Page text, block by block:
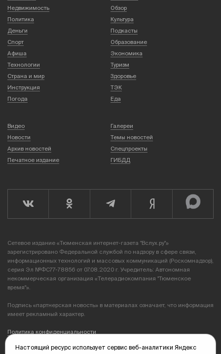
Недвижимость
Обзор
Политика
Культура
Деньги
Подкасты
Спорт
Образование
Афиша
Экономика
Технологии
Туризм
Страна и мир
Здоровье
Инструкция
ТЭК
Погода
Еда
Видео
Галереи
Новости
Темы новостей
Архив новостей
Спецпроекты
Печатное издание
ГИБДД
Сетевое издание «Тюменская интернет-газета "Вслух.ру"»
зарегистрировано Федеральной службой по надзору в сфере связи,
информационных технологий и массовых коммуникаций (Роскомнадзор),
серия Эл №ФС77-78856 от 07.08.2020 г. Учредитель: Автономная
некоммерческая организация «Телерадиокомпания "Тюменское
время"».
Подпись «партнерская новость» в материалах означает, что информация
имеет рекламный характер.
Политика конфиденциальности
Редакция: 625035, Тюмень, пр. Геологоразведчиков, 28А
Настоящий ресурс использует сервис веб-аналитики Яндекс